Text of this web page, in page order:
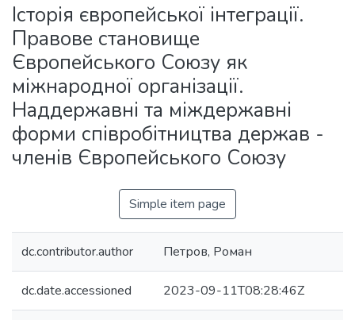
Statistics
Історія європейської інтеграції.
Правове становище
Європейського Союзу як
міжнародної організації.
Наддержавні та міждержавні
форми співробітництва держав -
членів Європейського Союзу
Simple item page
dc.contributor.author Петров, Роман
dc.date.accessioned 2023-09-11T08:28:46Z